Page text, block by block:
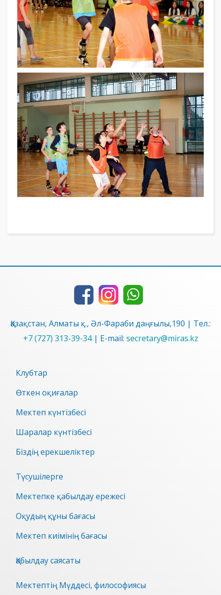
Қазақстан, Алматы қ., Әл-Фараби даңғылы,190 | Тел.:
+7 (727) 313-39-34| E-mail: secretary@miras.kz
Клубтар
Өткен оқиғалар
Мектеп күнтізбесі
Шаралар күнтізбесі
Біздің ерекшеліктер
Түсушілерге
Мектепке қабылдау ережесі
Оқудың құны бағасы
Мектеп киімінің бағасы
Қабылдау саясаты
Мектептің Мүддесі, философиясы